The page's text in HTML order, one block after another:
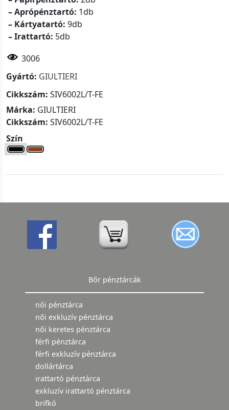
– Aprópénztartó: 1db
– Kártyatartó: 9db
– Irattartó: 5db
3006
Gyártó: GIULTIERI
Cikkszám: SIV6002L/T-FE
Márka: GIULTIERI
Cikkszám: SIV6002L/T-FE
Szín
Bőr pénztárcák
női pénztárca
női exkluzív pénztárca
női keretes pénztárca
férfi pénztárca
férfi exkluzív pénztárca
dollártárca
irattartó pénztárca
exkluzív irattartó pénztárca
brifkó